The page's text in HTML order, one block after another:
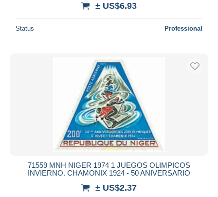
± US$6.93
Status Professional
71559 MNH NIGER 1974 1 JUEGOS OLIMPICOS
INVIERNO. CHAMONIX 1924 - 50 ANIVERSARIO
± US$2.37